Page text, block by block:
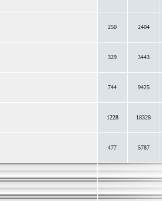
250 2404
329 3443
744 9425
1228 18328
477 5787